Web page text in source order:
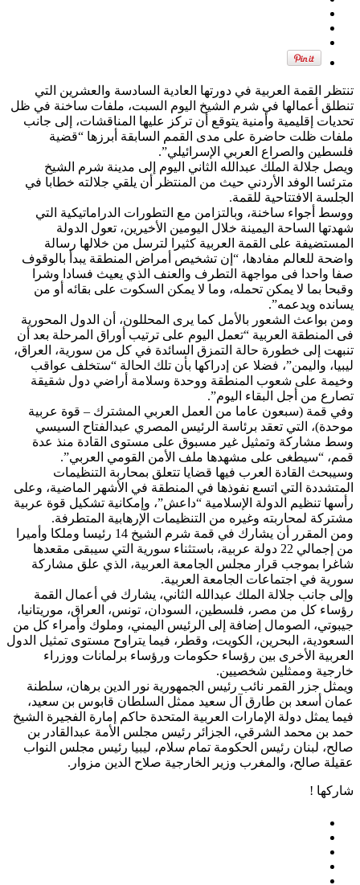
تنتظر القمة العربية في دورتها العادية السادسة والعشرين التي
تنطلق أعمالها في شرم الشيخ اليوم السبت، ملفات ساخنة في ظل
تحديات إقليمية وأمنية يتوقع أن تركز عليها المناقشات، إلى جانب
ملفات ظلت حاضرة على مدى القمم السابقة أبرزها “قضية
فلسطين والصراع العربي الإسرائيلي”.
ويصل جلالة الملك عبدالله الثاني اليوم إلى مدينة شرم الشيخ
مترئسا الوفد الأردني حيث من المنتظر أن يلقي جلالته خطابا في
الجلسة الافتتاحية للقمة.
ووسط أجواء ساخنة، وبالتزامن مع التطورات الدراماتيكية التي
شهدتها الساحة اليمينة خلال اليومين الأخيرين، تعول الدولة
المستضيفة على القمة العربية كثيرا لترسل من خلالها رسالة
واضحة للعالم مفادها، “إن تشخيص أمراض المنطقة يبدأ بالوقوف
صفا واحدا فى مواجهة التطرف والعنف الذي يعيث فسادا وشرا
وقبحا بما لا يمكن تحمله، وما لا يمكن السكوت على بقائه أو من
يسانده ويدعمه”.
ومن بواعث الشعور بالأمل كما يرى المحللون، أن الدول المحورية
فى المنطقة العربية “تعمل اليوم على ترتيب أوراق المرحلة بعد أن
تنبهت إلى خطورة حالة التمزق السائدة في كل من سورية، العراق،
ليبيا، واليمن”، فضلا عن إدراكها بأن تلك الحالة “ستخلف عواقب
وخيمة على شعوب المنطقة ووحدة وسلامة أراضي دول شقيقة
تصارع من أجل البقاء اليوم”.
وفي قمة (سبعون عاما من العمل العربي المشترك – قوة عربية
موحدة)، التي تعقد برئاسة الرئيس المصري عبدالفتاح السيسي
وسط مشاركة وتمثيل غير مسبوق على مستوى القادة منذ عدة
قمم، “سيطغى على مشهدها ملف الأمن القومي العربي”.
وسيبحث القادة العرب فيها قضايا تتعلق بمحاربة التنظيمات
المتشددة التي اتسع نفوذها في المنطقة في الأشهر الماضية، وعلى
رأسها تنظيم الدولة الإسلامية “داعش”، وإمكانية تشكيل قوة عربية
مشتركة لمحاربته وغيره من التنظيمات الإرهابية المتطرفة.
ومن المقرر أن يشارك في قمة شرم الشيخ 14 رئيسا وملكا وأميرا
من إجمالي 22 دولة عربية، باستثناء سورية التي سيبقى مقعدها
شاغرا بموجب قرار مجلس الجامعة العربية، الذي علق مشاركة
سورية في اجتماعات الجامعة العربية.
وإلى جانب جلالة الملك عبدالله الثاني، يشارك في أعمال القمة
رؤساء كل من مصر، فلسطين، السودان، تونس، العراق، موريتانيا،
جيبوتي، الصومال إضافة إلى الرئيس اليمني، وملوك وأمراء كل من
السعودية، البحرين، الكويت، وقطر، فيما يتراوح مستوى تمثيل الدول
العربية الأخرى بين رؤساء حكومات ورؤساء برلمانات ووزراء
خارجية وممثلين شخصيين.
ويمثل جزر القمر نائب رئيس الجمهورية نور الدين برهان، سلطنة
عمان أسعد بن طارق آل سعيد ممثل السلطان قابوس بن سعيد،
فيما يمثل دولة الإمارات العربية المتحدة حاكم إمارة الفجيرة الشيخ
حمد بن محمد الشرقي، الجزائر رئيس مجلس الأمة عبدالقادر بن
صالح، لبنان رئيس الحكومة تمام سلام، ليبيا رئيس مجلس النواب
عقيلة صالح، والمغرب وزير الخارجية صلاح الدين مزوار.
شاركها !